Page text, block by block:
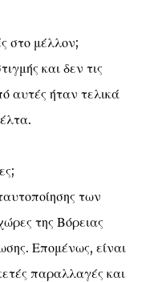
στο μέλλον;
και δεν τις
αυτές ήταν τελικά
των
της Βόρειας
Επομένως, είναι
παραλλαγές και